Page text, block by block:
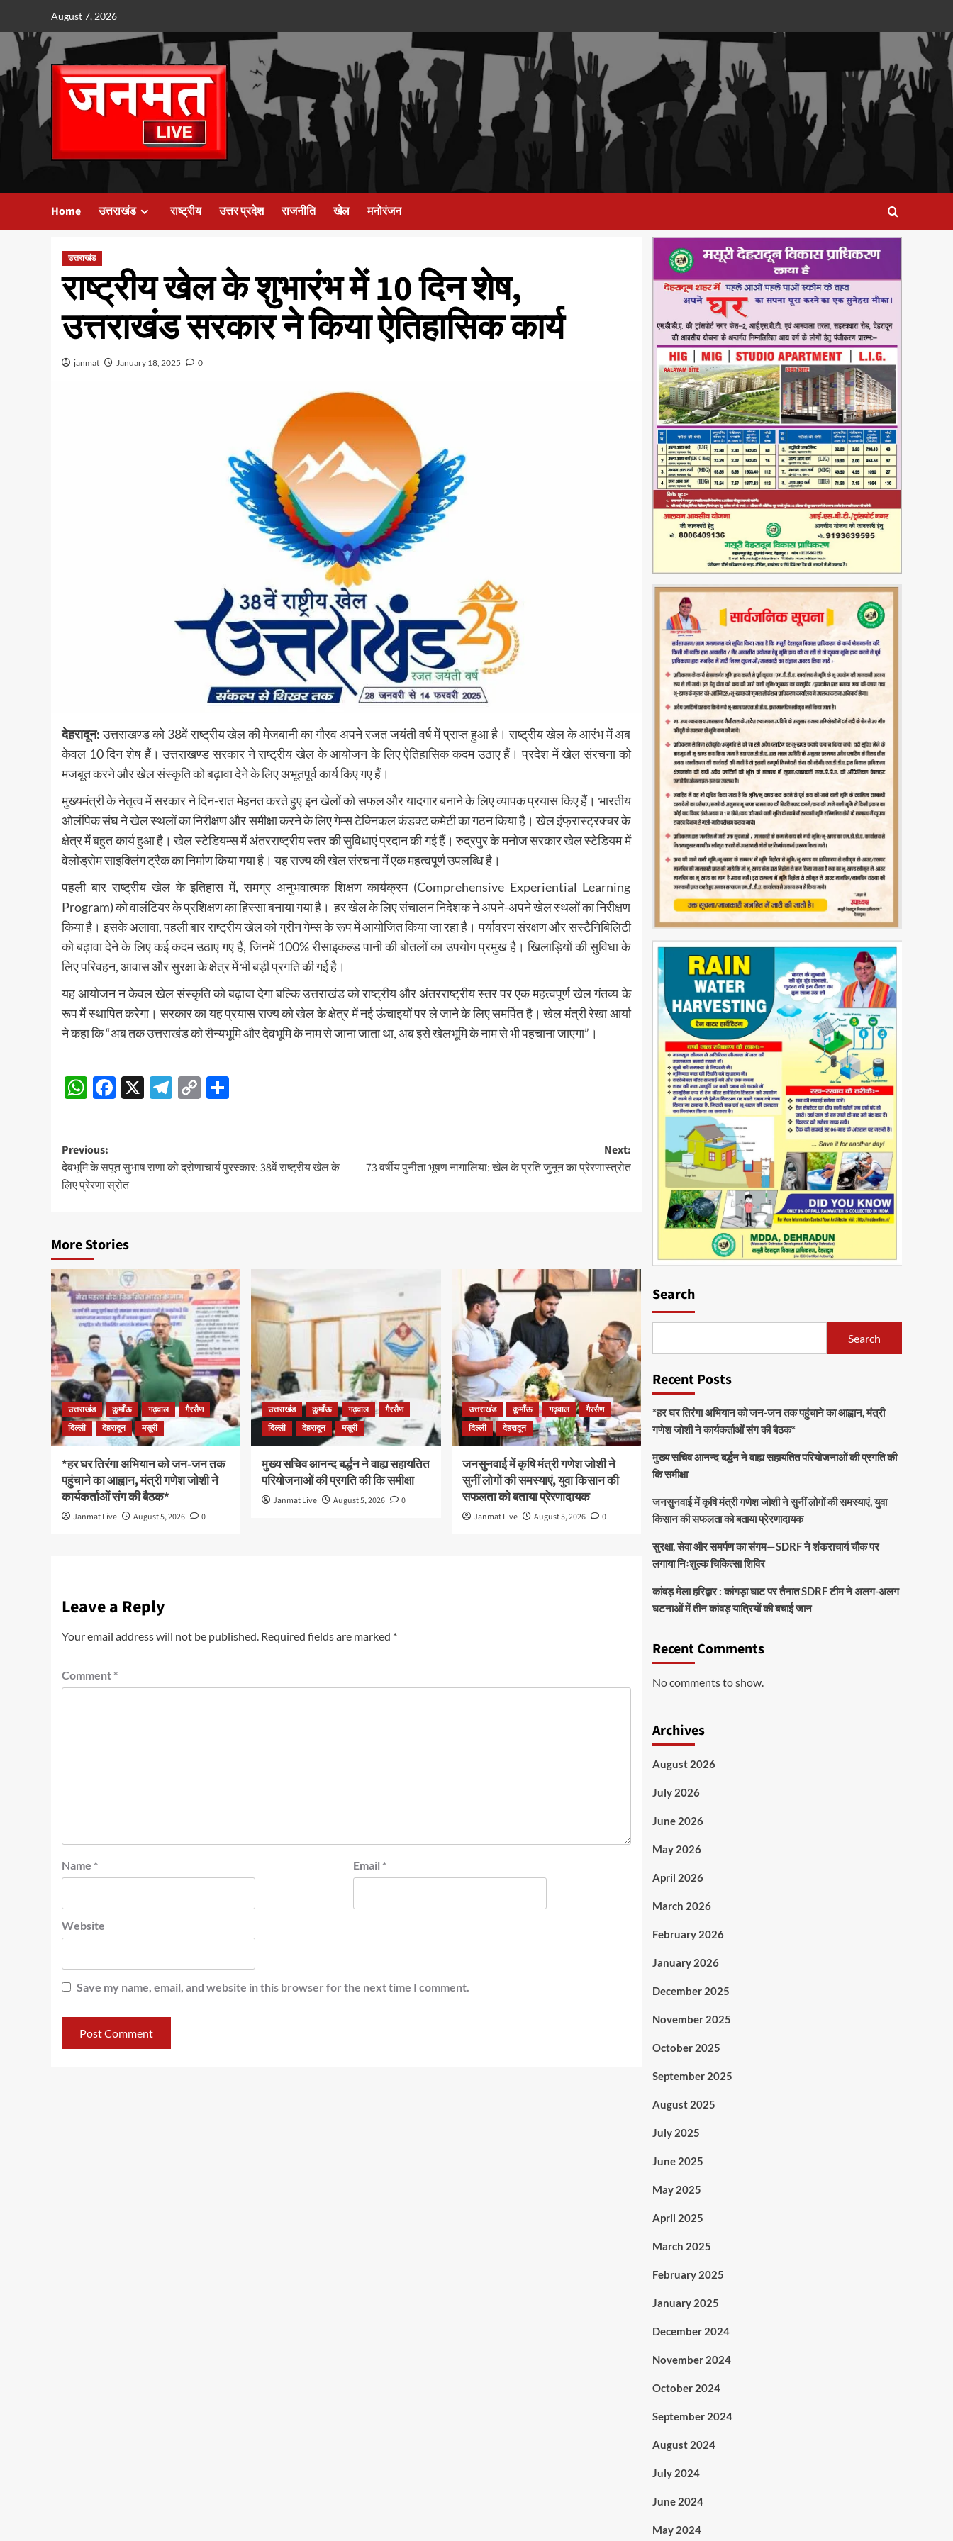
content
August 7, 2026
Home उत्तराखंड राष्ट्रीय उत्तर प्रदेश राजनीति खेल मनोरंजन
उत्तराखंड
राष्ट्रीय खेल के शुभारंभ में 10 दिन शेष,
उत्तराखंड सरकार ने किया ऐतिहासिक कार्य
janmat January 18, 2025 0
देहरादून:उत्तराखण्ड को 38वें राष्ट्रीय खेल की मेजबानी का गौरव अपने रजत जयंती वर्ष में प्राप्त हुआ है। राष्ट्रीय खेल के आरंभ में अब
केवल 10 दिन शेष हैं। उत्तराखण्ड सरकार ने राष्ट्रीय खेल के आयोजन के लिए ऐतिहासिक कदम उठाए हैं। प्रदेश में खेल संरचना को
मजबूत करने और खेल संस्कृति को बढ़ावा देने के लिए अभूतपूर्व कार्य किए गए हैं।
मुख्यमंत्री के नेतृत्व में सरकार ने दिन-रात मेहनत करते हुए इन खेलों को सफल और यादगार बनाने के लिए व्यापक प्रयास किए हैं। भारतीय
ओलंपिक संघ ने खेल स्थलों का निरीक्षण और समीक्षा करने के लिए गेम्स टेक्निकल कंडक्ट कमेटी का गठन किया है। खेल इंफ्रास्ट्रक्चर के
क्षेत्र में बहुत कार्य हुआ है। खेल स्टेडियम्स में अंतरराष्ट्रीय स्तर की सुविधाएं प्रदान की गई हैं। रुद्रपुर के मनोज सरकार खेल स्टेडियम में
वेलोड्रोम साइक्लिंग ट्रैक का निर्माण किया गया है। यह राज्य की खेल संरचना में एक महत्वपूर्ण उपलब्धि है।
पहली बार राष्ट्रीय खेल के इतिहास में, समग्र अनुभवात्मक शिक्षण कार्यक्रम (Comprehensive Experiential Learning
Program) को वालंटियर के प्रशिक्षण का हिस्सा बनाया गया है। हर खेल के लिए संचालन निदेशक ने अपने-अपने खेल स्थलों का निरीक्षण
किया है। इसके अलावा, पहली बार राष्ट्रीय खेल को ग्रीन गेम्स के रूप में आयोजित किया जा रहा है। पर्यावरण संरक्षण और सस्टैनिबिलिटी
को बढ़ावा देने के लिए कई कदम उठाए गए हैं, जिनमें 100% रीसाइकल्ड पानी की बोतलों का उपयोग प्रमुख है। खिलाड़ियों की सुविधा के
लिए परिवहन, आवास और सुरक्षा के क्षेत्र में भी बड़ी प्रगति की गई है।
यह आयोजन न केवल खेल संस्कृति को बढ़ावा देगा बल्कि उत्तराखंड को राष्ट्रीय और अंतरराष्ट्रीय स्तर पर एक महत्वपूर्ण खेल गंतव्य के
रूप में स्थापित करेगा। सरकार का यह प्रयास राज्य को खेल के क्षेत्र में नई ऊंचाइयों पर ले जाने के लिए समर्पित है। खेल मंत्री रेखा आर्या
ने कहा कि “अब तक उत्तराखंड को सैन्यभूमि और देवभूमि के नाम से जाना जाता था, अब इसे खेलभूमि के नाम से भी पहचाना जाएगा”।
Post
Navigation
WhatsApp
Facebook
X Telegram
Copy
Post
navigation
Previous:
देवभूमि के सपूत सुभाष राणा को द्रोणाचार्य पुरस्कार: 38वें राष्ट्रीय खेल के
लिए प्रेरणा स्रोत
Next:
73 वर्षीय पुनीता भूषण नागालिया: खेल के प्रति जुनून का प्रेरणास्त्रोत
More Stories
उत्तराखंड कुमाँऊ गढ़वाल
गैरसैण
दिल्ली
देहरादून मसूरी
*हर घर तिरंगा अभियान को जन-जन तक
पहुंचाने का आह्वान, मंत्री गणेश जोशी ने
कार्यकर्ताओं संग की बैठक*
Janmat Live August 5, 2026 0
उत्तराखंड कुमाँऊ गढ़वाल
गैरसैण
दिल्ली
देहरादून मसूरी
मुख्य सचिव आनन्द बर्द्धन ने वाह्य सहायतित
परियोजनाओं की प्रगति की कि समीक्षा
Janmat Live August 5, 2026 0
उत्तराखंड कुमाँऊ गढ़वाल
गैरसैण
दिल्ली
देहरादून
जनसुनवाई में कृषि मंत्री गणेश जोशी ने
सुनीं लोगों की समस्याएं, युवा किसान की
सफलता को बताया प्रेरणादायक
Janmat Live August 5, 2026 0
Leave a Reply
Your email address will not be published. Required fields are marked *
Comment *
Name * Email *
Website
Save my name, email, and website in this browser for the next time I comment.
Search
Search
Recent Posts
*हर घर तिरंगा अभियान को जन-जन तक पहुंचाने का आह्वान, मंत्री
गणेश जोशी ने कार्यकर्ताओं संग की बैठक*
मुख्य सचिव आनन्द बर्द्धन ने वाह्य सहायतित परियोजनाओं की प्रगति की
कि समीक्षा
जनसुनवाई में कृषि मंत्री गणेश जोशी ने सुनीं लोगों की समस्याएं, युवा
किसान की सफलता को बताया प्रेरणादायक
सुरक्षा, सेवा और समर्पण का संगम—SDRF ने शंकराचार्य चौक पर
लगाया निःशुल्क चिकित्सा शिविर
कांवड़ मेला हरिद्वार : कांगड़ा घाट पर तैनात SDRF टीम ने अलग-अलग
घटनाओं में तीन कांवड़ यात्रियों की बचाई जान
Recent Comments
No comments to show.
Archives
August 2026
July 2026
June 2026
May 2026
April 2026
March 2026
February 2026
January 2026
December 2025
November 2025
October 2025
September 2025
August 2025
July 2025
June 2025
May 2025
April 2025
March 2025
February 2025
January 2025
December 2024
November 2024
October 2024
September 2024
August 2024
July 2024
June 2024
May 2024